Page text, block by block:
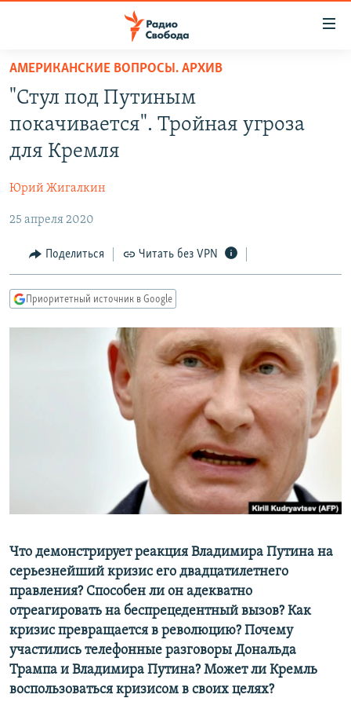
упрощенного
доступа
основному
Вернутся
навигации
Вернутся
поиску
ПРОГРАММЫ
ПОДКАСТЫ
АВТОРСКИЕ ПРОЕКТЫ
МНЕНИЯ
КУЛЬТУРА
IDEL.РЕАЛИИ
СЕВЕР.РЕАЛИИ
СИБИРЬ.РЕАЛИИ
РАСПИСАНИЕ ВЕЩАНИЯ
ПОДПИШИТЕСЬ НА РАССЫЛКУ
АМЕРИКАНСКИЕ ВОПРОСЫ. АРХИВ
"Стул под Путиным
покачивается". Тройная угроза
для Кремля
Юрий Жигалкин
25 апреля 2020
Поделиться Читать без VPN
Приоритетный источник в Google
Что демонстрирует реакция Владимира Путина на
серьезнейший кризис его двадцатилетнего
правления? Способен ли он адекватно
отреагировать на беспрецедентный вызов? Как
кризис превращается в революцию? Почему
участились телефонные разговоры Дональда
Трампа и Владимира Путина? Может ли Кремль
воспользоваться кризисом в своих целях?